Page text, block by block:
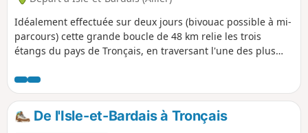
Idéalement effectuée sur deux jours (bivouac possible à mi-
parcours) cette grande boucle de 48 km relie les trois
étangs du pays de Tronçais, en traversant l'une des plus
d'exception" depuis 2018, sa centaine de sources et ses
chênes conduits en futaie dont certains sont centenaires,
ne vous laisseront pas indifférents.
De l'Isle-et-Bardais à Tronçais